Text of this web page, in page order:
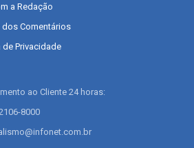
a Redação
dos Comentários
de Privacidade
ao Cliente 24 horas:
8000